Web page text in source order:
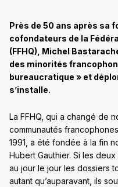
Près de 50 ans après sa
cofondateurs de la
(FFHQ), Michel
des minorités
bureaucratique » et
s’installe.
La FFHQ, qui a changé de
communautés
1991, a été fondée à la fin
Hubert Gauthier. Si les
au jour le jour les dossiers
autant qu’auparavant, ils